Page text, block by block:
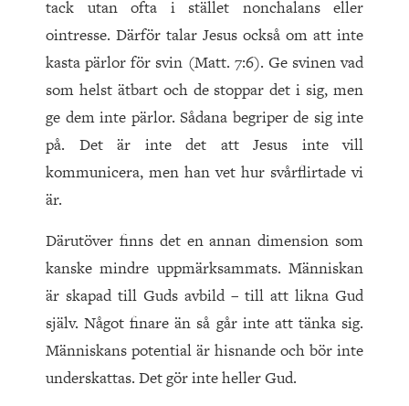
tack utan ofta i stället nonchalans eller
ointresse. Därför talar Jesus också om att inte
kasta pärlor för svin (Matt. 7:6). Ge svinen vad
som helst ätbart och de stoppar det i sig, men
ge dem inte pärlor. Sådana begriper de sig inte
på. Det är inte det att Jesus inte vill
kommunicera, men han vet hur svårflirtade vi
är.
Därutöver finns det en annan dimension som
kanske mindre uppmärksammats. Människan
är skapad till Guds avbild – till att likna Gud
själv. Något finare än så går inte att tänka sig.
Människans potential är hisnande och bör inte
underskattas. Det gör inte heller Gud.